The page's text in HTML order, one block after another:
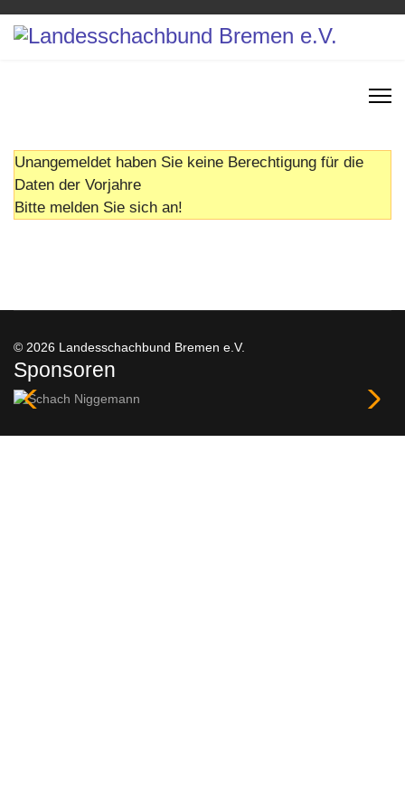
Unangemeldet haben Sie keine Berechtigung für die
Daten der Vorjahre
Bitte melden Sie sich an!
© 2026 Landesschachbund Bremen e.V.
Sponsoren